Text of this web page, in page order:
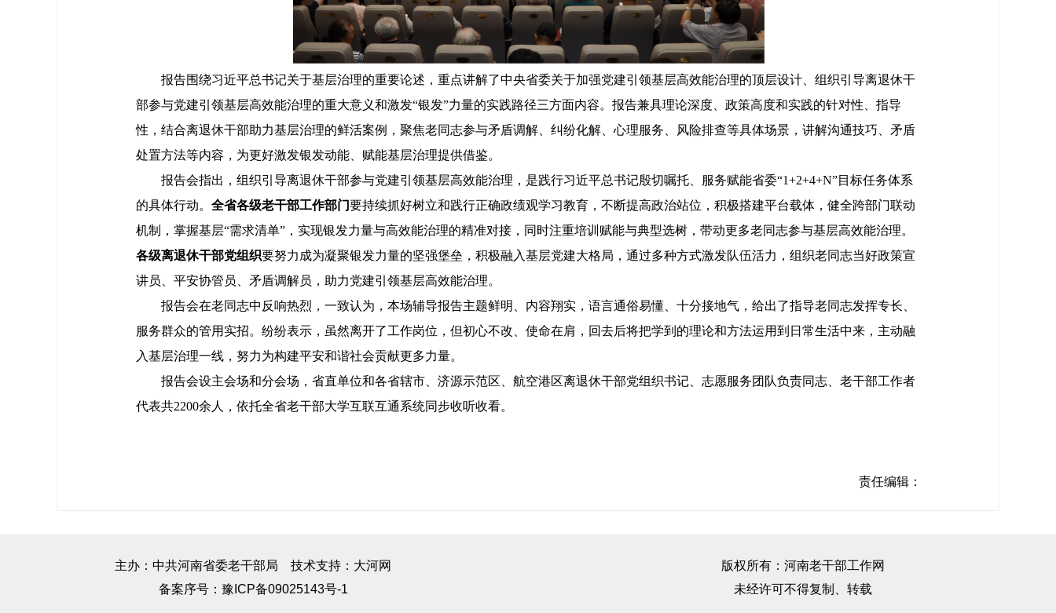
报告围绕习近平总书记关于基层治理的重要论述，重点讲解了中央省委关于加强党建引领基层高效能治理的顶层设计、组织引导离退休干
部参与党建引领基层高效能治理的重大意义和激发“银发”力量的实践路径三方面内容。报告兼具理论深度、政策高度和实践的针对性、指导
性，结合离退休干部助力基层治理的鲜活案例，聚焦老同志参与矛盾调解、纠纷化解、心理服务、风险排查等具体场景，讲解沟通技巧、矛盾
处置方法等内容，为更好激发银发动能、赋能基层治理提供借鉴。
报告会指出，组织引导离退休干部参与党建引领基层高效能治理，是践行习近平总书记殷切嘱托、服务赋能省委“1+2+4+N”目标任务体系
的具体行动。 全省各级老干部工作部门要持续抓好树立和践行正确政绩观学习教育，不断提高政治站位，积极搭建平台载体，健全跨部门联动
机制，掌握基层“需求清单”，实现银发力量与高效能治理的精准对接，同时注重培训赋能与典型选树，带动更多老同志参与基层高效能治理。
各级离退休干部党组织要努力成为凝聚银发力量的坚强堡垒，积极融入基层党建大格局，通过多种方式激发队伍活力，组织老同志当好政策宣
讲员、平安协管员、矛盾调解员，助力党建引领基层高效能治理。
报告会在老同志中反响热烈，一致认为，本场辅导报告主题鲜明、内容翔实，语言通俗易懂、十分接地气，给出了指导老同志发挥专长、
服务群众的管用实招。纷纷表示，虽然离开了工作岗位，但初心不改、使命在肩，回去后将把学到的理论和方法运用到日常生活中来，主动融
入基层治理一线，努力为构建平安和谐社会贡献更多力量。
报告会设主会场和分会场，省直单位和各省辖市、济源示范区、航空港区离退休干部党组织书记、志愿服务团队负责同志、老干部工作者
代表共2200余人，依托全省老干部大学互联互通系统同步收听收看。
责任编辑：
主办：中共河南省委老干部局 技术支持： 大河网
备案序号： 豫ICP备09025143号-1
版权所有：河南老干部工作网
未经许可不得复制、转载